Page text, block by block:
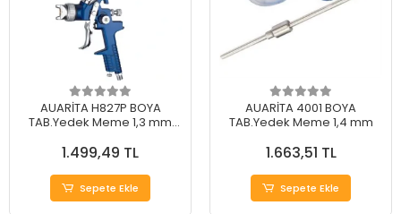
AUARİTA H827P BOYA
TAB.Yedek Meme 1,3 mm
1.499,49 TL
Sepete Ekle
AUARİTA 4001 BOYA
TAB.Yedek Meme 1,4 mm
1.663,51 TL
Sepete Ekle